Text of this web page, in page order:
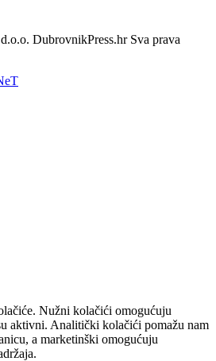
DubrovnikPress.hr Sva prava
Nužni kolačići omogućuju
aktivni. Analitički kolačići pomažu nam
a marketinški omogućuju